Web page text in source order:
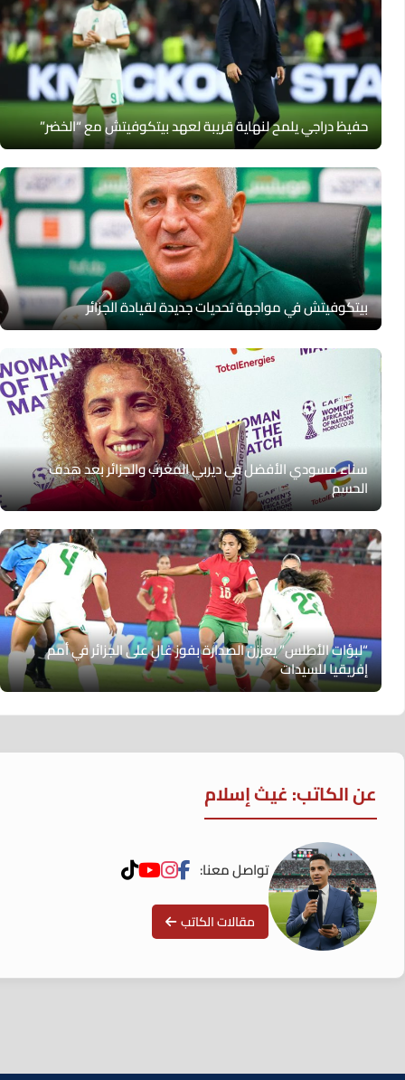
حفيظ دراجي يلمح لنهاية قريبة لعهد بيتكوفيتش مع “الخضر”
بيتكوفيتش في مواجهة تحديات جديدة لقيادة الجزائر
سناء مسودي الأفضل في ديربي المغرب والجزائر بعد هدف
الحسم
“لبؤات الأطلس” يعززن الصدارة بفوز غالٍ على الجزائر في أمم
إفريقيا للسيدات
عن الكاتب: غيث إسلام
تواصل معنا:
مقالات الكاتب